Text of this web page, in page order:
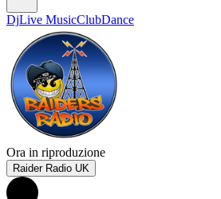
DjLive MusicClubDance
Ora in riproduzione
Raider Radio UK